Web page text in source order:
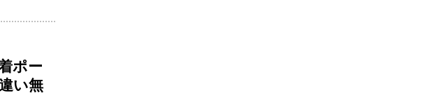
ポー
い無